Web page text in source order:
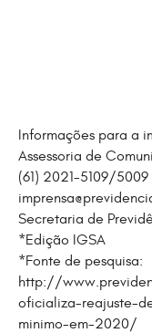
Informações para a
Assessoria de
(61) 2021-5109/5009
Secretaria de
*Edição IGSA
*Fonte de pesquisa:
http://
oficializa-reajuste-
minimo-em-2020/